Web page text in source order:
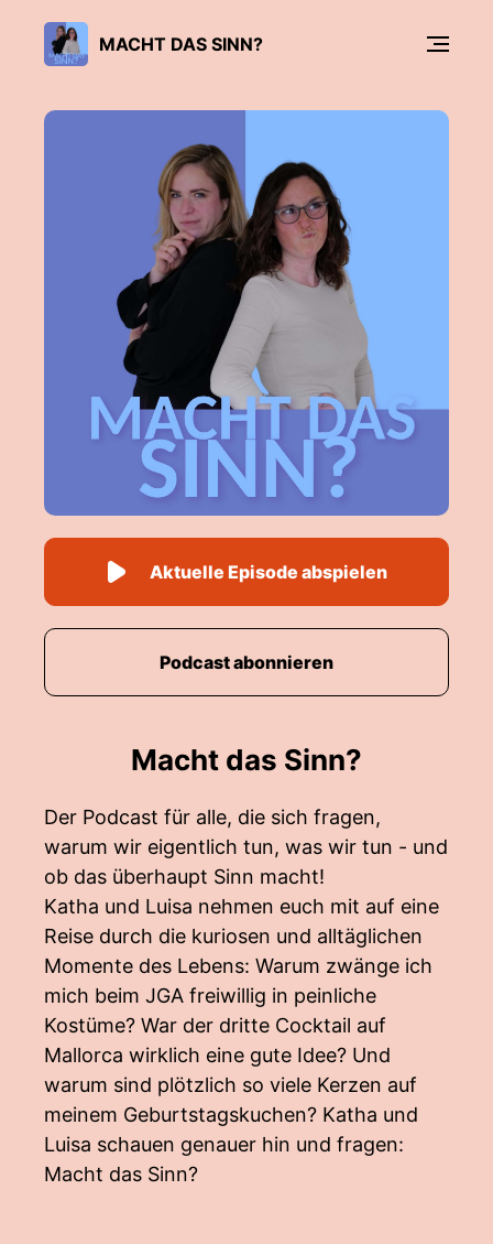
MACHT DAS SINN?
Macht das Sinn?
Der Podcast für alle, die sich fragen,
warum wir eigentlich tun, was wir tun - und
ob das überhaupt Sinn macht!
Katha und Luisa nehmen euch mit auf eine
Reise durch die kuriosen und alltäglichen
Momente des Lebens: Warum zwänge ich
mich beim JGA freiwillig in peinliche
Kostüme? War der dritte Cocktail auf
Mallorca wirklich eine gute Idee? Und
warum sind plötzlich so viele Kerzen auf
meinem Geburtstagskuchen? Katha und
Luisa schauen genauer hin und fragen:
Macht das Sinn?
Aktuelle Episode abspielen
Podcast abonnieren